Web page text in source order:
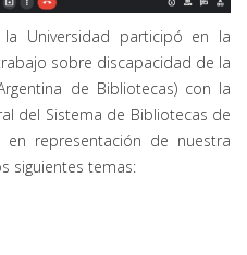
Universidad participó en la
sobre discapacidad de la
de Bibliotecas) con la
del Sistema de Bibliotecas de
en representación de nuestra
siguientes temas: